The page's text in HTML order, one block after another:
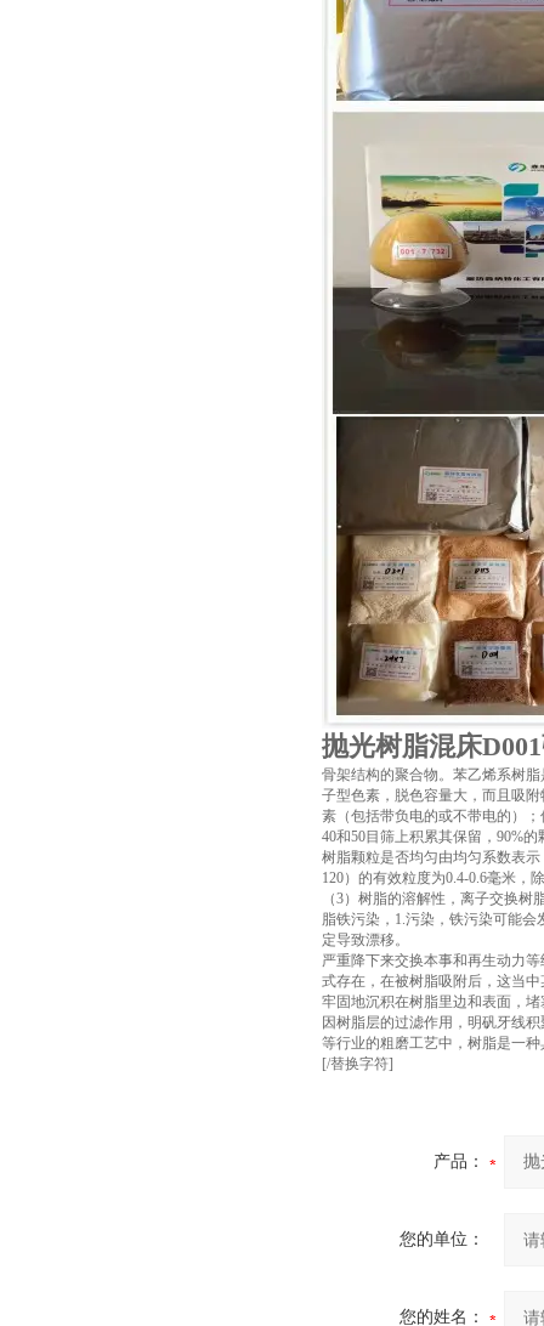
抛光树脂混床
骨架结构的聚合物。苯乙烯系树
子型色素，脱色容量大，而且吸
素（包括带负电的或不带电的）
40和50目筛上积累其保留，90%
树脂颗粒是否均匀由均匀系数表
120）的有效粒度为0.4-0.6毫米，
（3）树脂的溶解性，离子交换
脂铁污染，1.污染，铁污染可能
定导致漂移。
严重降下来交换本事和再生动力
式存在，在被树脂吸附后，这当
牢固地沉积在树脂里边和表面，
因树脂层的过滤作用，明矾牙线
等行业的粗磨工艺中，树脂是一
[/替换字符]
产品：
您的单位：
您的姓名：